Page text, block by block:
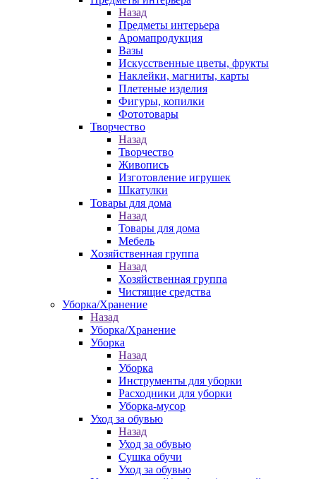
Назад
Предметы интерьера
Аромапродукция
Вазы
Искусственные цветы, фрукты
Наклейки, магниты, карты
Плетеные изделия
Фигуры, копилки
Фототовары
Творчество
Назад
Творчество
Живопись
Изготовление игрушек
Шкатулки
Товары для дома
Назад
Товары для дома
Мебель
Хозяйственная группа
Назад
Хозяйственная группа
Чистящие средства
Уборка/Хранение
Назад
Уборка/Хранение
Уборка
Назад
Уборка
Инструменты для уборки
Расходники для уборки
Уборка-мусор
Уход за обувью
Назад
Уход за обувью
Сушка обучи
Уход за обувью